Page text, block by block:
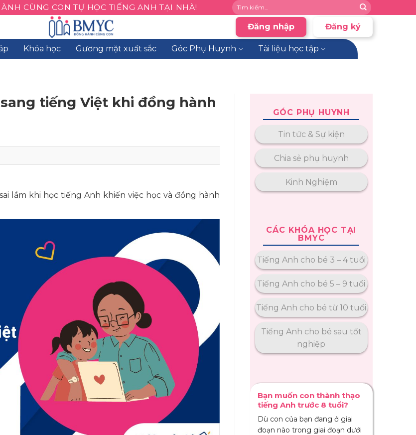
CÙNG CON TỰ HỌC TIẾNG ANH TẠI NHÀ!
Đăng nhập Đăng ký
Khóa học Gương mặt xuất sắc Góc Phụ Huynh Tài liệu học tập
tiếng Việt khi đồng hành
lầm khi học tiếng Anh khiến việc học và đồng hành
GÓC PHỤ HUYNH
Tin tức & Sự kiện
Chia sẻ phụ huynh
Kinh Nghiệm
CÁC KHÓA HỌC TẠI
BMYC
Tiếng Anh cho bé 3 – 4 tuổi
Tiếng Anh cho bé 5 – 9 tuổi
Tiếng Anh cho bé từ 10 tuổi
Tiếng Anh cho bé sau tốt
nghiệp
Bạn muốn con thành thạo
tiếng Anh trước 8 tuổi?
Dù con của bạn đang ở giai
đoạn nào trong giai đoạn dưới